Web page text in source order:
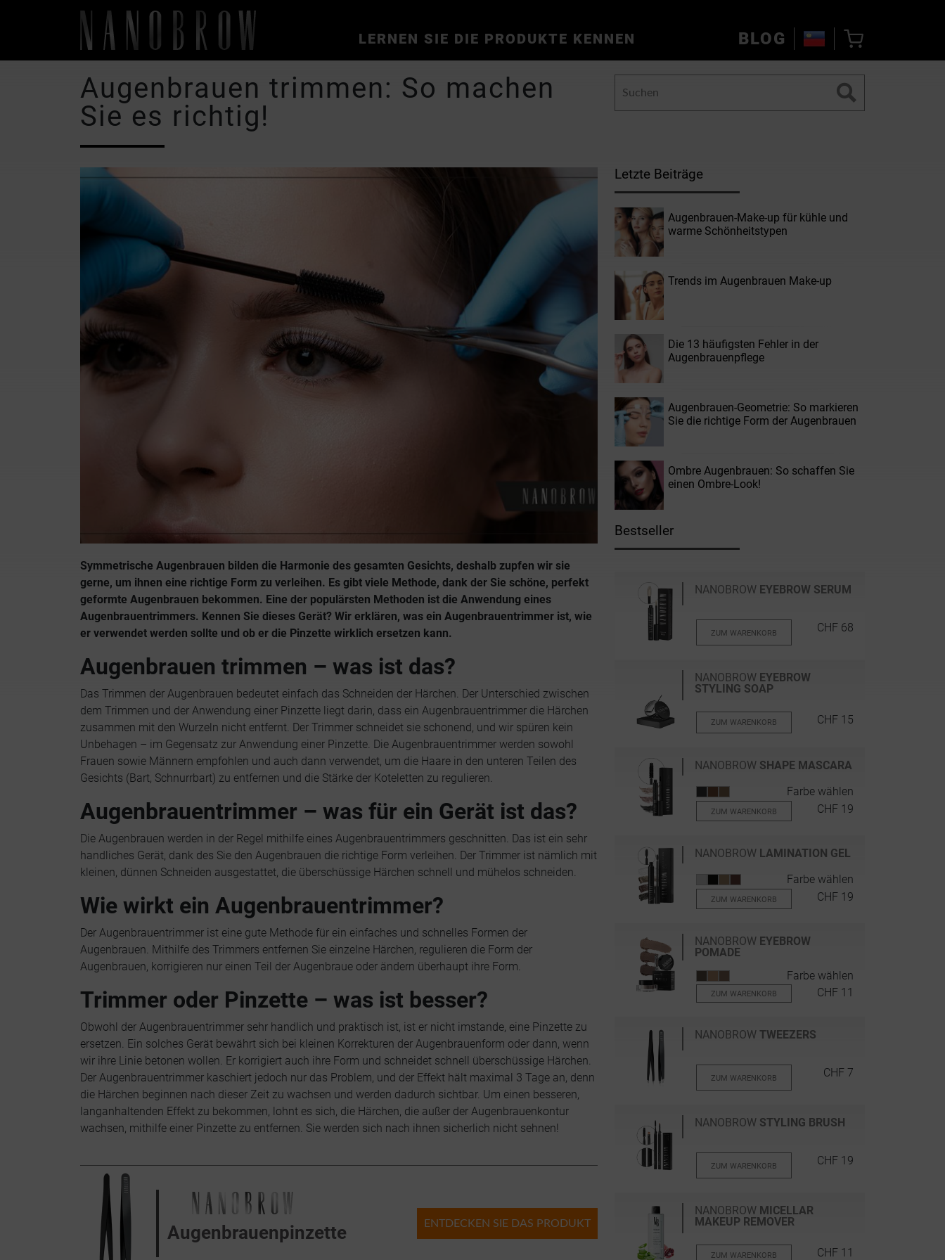
LERNEN SIE DIE PRODUKTE KENNEN BLOG
Augenbrauen trimmen: So machen
Sie es richtig!
Symmetrische Augenbrauen bilden die Harmonie des gesamten Gesichts, deshalb zupfen wir sie
gerne, um ihnen eine richtige Form zu verleihen. Es gibt viele Methode, dank der Sie schöne, perfekt
geformte Augenbrauen bekommen. Eine der populärsten Methoden ist die Anwendung eines
Augenbrauentrimmers. Kennen Sie dieses Gerät? Wir erklären, was ein Augenbrauentrimmer ist, wie
er verwendet werden sollte und ob er die Pinzette wirklich ersetzen kann.
Augenbrauen trimmen – was ist das?
Das Trimmen der Augenbrauen bedeutet einfach das Schneiden der Härchen. Der Unterschied zwischen
dem Trimmen und der Anwendung einer Pinzette liegt darin, dass ein Augenbrauentrimmer die Härchen
zusammen mit den Wurzeln nicht entfernt. Der Trimmer schneidet sie schonend, und wir spüren kein
Unbehagen – im Gegensatz zur Anwendung einer Pinzette. Die Augenbrauentrimmer werden sowohl
Frauen sowie Männern empfohlen und auch dann verwendet, um die Haare in den unteren Teilen des
Gesichts (Bart, Schnurrbart) zu entfernen und die Stärke der Koteletten zu regulieren.
Augenbrauentrimmer – was für ein Gerät ist das?
Die Augenbrauen werden in der Regel mithilfe eines Augenbrauentrimmers geschnitten. Das ist ein sehr
handliches Gerät, dank des Sie den Augenbrauen die richtige Form verleihen. Der Trimmer ist nämlich mit
kleinen, dünnen Schneiden ausgestattet, die überschüssige Härchen schnell und mühelos schneiden.
Wie wirkt ein Augenbrauentrimmer?
Der Augenbrauentrimmer ist eine gute Methode für ein einfaches und schnelles Formen der
Augenbrauen. Mithilfe des Trimmers entfernen Sie einzelne Härchen, regulieren die Form der
Augenbrauen, korrigieren nur einen Teil der Augenbraue oder ändern überhaupt ihre Form.
Trimmer oder Pinzette – was ist besser?
Obwohl der Augenbrauentrimmer sehr handlich und praktisch ist, ist er nicht imstande, eine Pinzette zu
ersetzen. Ein solches Gerät bewährt sich bei kleinen Korrekturen der Augenbrauenform oder dann, wenn
wir ihre Linie betonen wollen. Er korrigiert auch ihre Form und schneidet schnell überschüssige Härchen.
Der Augenbrauentrimmer kaschiert jedoch nur das Problem, und der Effekt hält maximal 3 Tage an, denn
die Härchen beginnen nach dieser Zeit zu wachsen und werden dadurch sichtbar. Um einen besseren,
langanhaltenden Effekt zu bekommen, lohnt es sich, die Härchen, die außer der Augenbrauenkontur
wachsen, mithilfe einer Pinzette zu entfernen. Sie werden sich nach ihnen sicherlich nicht sehnen!
Augenbrauenpinzette ENTDECKEN SIE DAS PRODUKT
Letzte Beiträge
Augenbrauen-Make-up für kühle und
warme Schönheitstypen
Trends im Augenbrauen Make-up
Die 13 häufigsten Fehler in der
Augenbrauenpflege
Augenbrauen-Geometrie: So markieren
Sie die richtige Form der Augenbrauen
Ombre Augenbrauen: So schaffen Sie
einen Ombre-Look!
Bestseller
NANOBROW EYEBROW SERUM
ZUM WARENKORB CHF 68
NANOBROW EYEBROW
STYLING SOAP
ZUM WARENKORB CHF 15
NANOBROW SHAPE MASCARA
Farbe wählen
ZUM WARENKORB CHF 19
NANOBROW LAMINATION GEL
Farbe wählen
ZUM WARENKORB CHF 19
NANOBROW EYEBROW
POMADE
Farbe wählen
ZUM WARENKORB CHF 11
NANOBROW TWEEZERS
ZUM WARENKORB CHF 7
NANOBROW STYLING BRUSH
ZUM WARENKORB CHF 19
NANOBROW MICELLAR
MAKEUP REMOVER
ZUM WARENKORB CHF 11